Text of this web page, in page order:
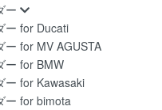
ー
ー for Ducati
ー for MV AGUSTA
ー for BMW
ー for Kawasaki
ー for bimota